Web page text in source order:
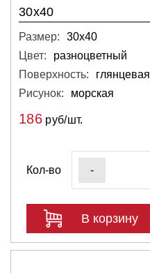
30x40
Размер:
30х40
Цвет:
разноцветный
Поверхность:
глянцевая
Рисунок:
морская
186руб/шт.
Кол-во -
В корзину